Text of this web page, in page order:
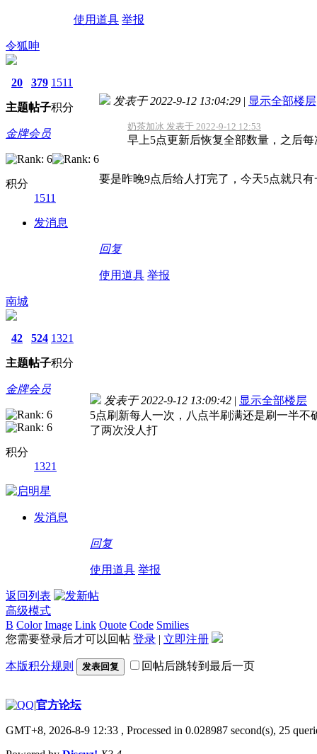
使用道具 举报
令狐呻
20
主题
379
帖子
1511
积分
金牌会员
积分
1511
发消息
发表于 2022-9-12 13:04:29 | 显示全部楼层
奶茶加冰 发表于 2022-9-12 12:53
早上5点更新后恢复全部数量，之后
要是昨晚9点后给人打完了，今天5点就只
回复
使用道具 举报
南城
42
主题
524
帖子
1321
积分
金牌会员
积分
1321
发消息
发表于 2022-9-12 13:09:42 | 显示全部楼层
5点刷新每人一次，八点半刷满还是刷一半
了两次没人打
回复
使用道具 举报
返回列表
高级模式
B Color Image Link Quote Code Smilies
您需要登录后才可以回帖 登录 | 立即注册
本版积分规则 发表回复 回帖后跳转到最后一页
|官方论坛
GMT+8, 2026-8-9 12:33 , Processed in 0.028987 second(s), 25